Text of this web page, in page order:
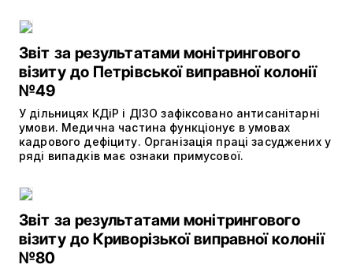
Звіт за результатами монітрингового
візиту до Петрівської виправної колонії
№49
У дільницях КДіР і ДІЗО зафіксовано антисанітарні
умови. Медична частина функціонує в умовах
кадрового дефіциту. Організація праці засуджених у
ряді випадків має ознаки примусової.
Звіт за результатами монітрингового
візиту до Криворізької виправної колонії
№80